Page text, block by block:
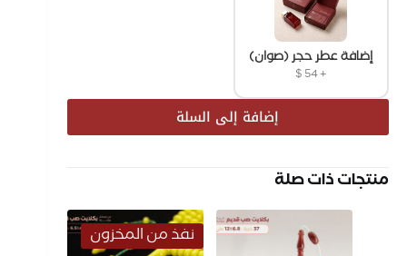
إضافة عطر حجر (صوان)
+
$54
إضافة إلى السلة
منتجات ذات صلة
نفذ من المخزون